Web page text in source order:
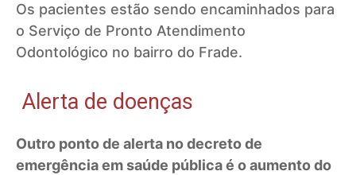
Os pacientes estão sendo encaminhados para
o Serviço de Pronto Atendimento
Odontológico no bairro do Frade.
Alerta de doenças
Outro ponto de alerta no decreto de
emergência em saúde pública é o aumento do